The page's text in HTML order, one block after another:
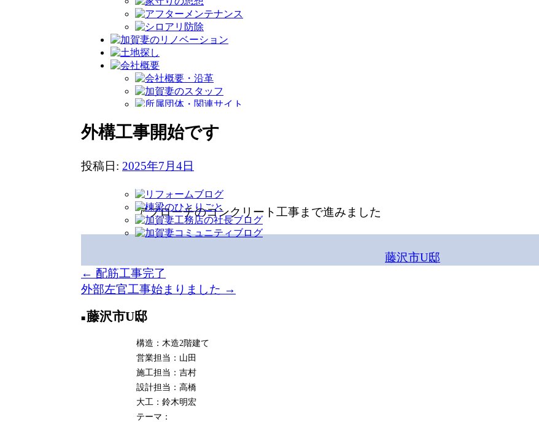
外構工事開始です
投稿日: 2025年7月4日
アプローチのコンクリート工事まで進みました
藤沢市U邸
投
稿
ナ
← 配筋工事完了
外部左官工事始まりました →
藤沢市U邸
構造：木造2階建て
営業担当：山田
施工担当：吉村
設計担当：高橋
大工：鈴木明宏
テーマ：